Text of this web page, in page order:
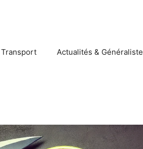
Transport Actualités & Généraliste